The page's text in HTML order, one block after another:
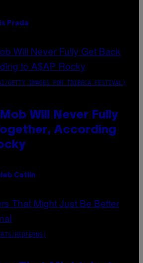
Prada
GETTY IMAGES FOR TRIBECA FESTIVAL)
Will Never Fully
According
Catlin
REDFERNS)